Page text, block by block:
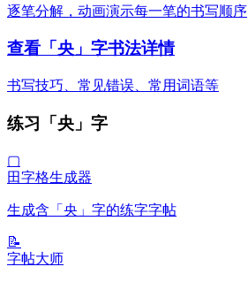
逐笔分解，动画演示每一笔的书写顺序
查看「央」字书法详情
书写技巧、常见错误、常用词语等
练习「央」字
▢
田字格生成器
生成含「央」字的练字字帖
📝
字帖大师